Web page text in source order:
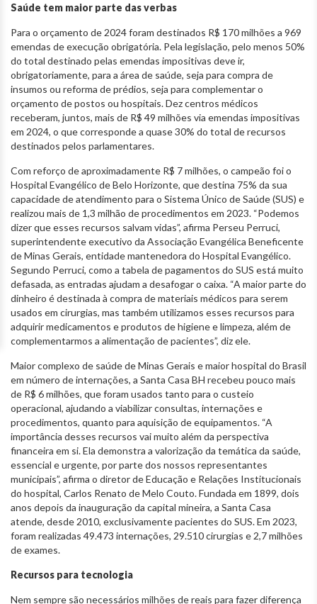
Saúde tem maior parte das verbas
Para o orçamento de 2024 foram destinados R$ 170 milhões a 969
emendas de execução obrigatória. Pela legislação, pelo menos 50%
do total destinado pelas emendas impositivas deve ir,
obrigatoriamente, para a área de saúde, seja para compra de
insumos ou reforma de prédios, seja para complementar o
orçamento de postos ou hospitais. Dez centros médicos
receberam, juntos, mais de R$ 49 milhões via emendas impositivas
em 2024, o que corresponde a quase 30% do total de recursos
destinados pelos parlamentares.
Com reforço de aproximadamente R$ 7 milhões, o campeão foi o
Hospital Evangélico de Belo Horizonte, que destina 75% da sua
capacidade de atendimento para o Sistema Único de Saúde (SUS) e
realizou mais de 1,3 milhão de procedimentos em 2023. “Podemos
dizer que esses recursos salvam vidas”, afirma Perseu Perruci,
superintendente executivo da Associação Evangélica Beneficente
de Minas Gerais, entidade mantenedora do Hospital Evangélico.
Segundo Perruci, como a tabela de pagamentos do SUS está muito
defasada, as entradas ajudam a desafogar o caixa. “A maior parte do
dinheiro é destinada à compra de materiais médicos para serem
usados em cirurgias, mas também utilizamos esses recursos para
adquirir medicamentos e produtos de higiene e limpeza, além de
complementarmos a alimentação de pacientes”, diz ele.
Maior complexo de saúde de Minas Gerais e maior hospital do Brasil
em número de internações, a Santa Casa BH recebeu pouco mais
de R$ 6 milhões, que foram usados tanto para o custeio
operacional, ajudando a viabilizar consultas, internações e
procedimentos, quanto para aquisição de equipamentos. “A
importância desses recursos vai muito além da perspectiva
financeira em si. Ela demonstra a valorização da temática da saúde,
essencial e urgente, por parte dos nossos representantes
municipais”, afirma o diretor de Educação e Relações Institucionais
do hospital, Carlos Renato de Melo Couto. Fundada em 1899, dois
anos depois da inauguração da capital mineira, a Santa Casa
atende, desde 2010, exclusivamente pacientes do SUS. Em 2023,
foram realizadas 49.473 internações, 29.510 cirurgias e 2,7 milhões
de exames.
Recursos para tecnologia
Nem sempre são necessários milhões de reais para fazer diferença